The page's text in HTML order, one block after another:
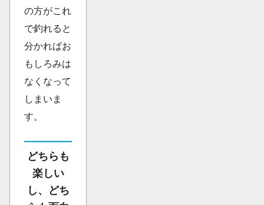
の方がこれ
で釣れると
分かればお
もしろみは
なくなって
しまいま
す。
どちらも
楽しい
し、どち